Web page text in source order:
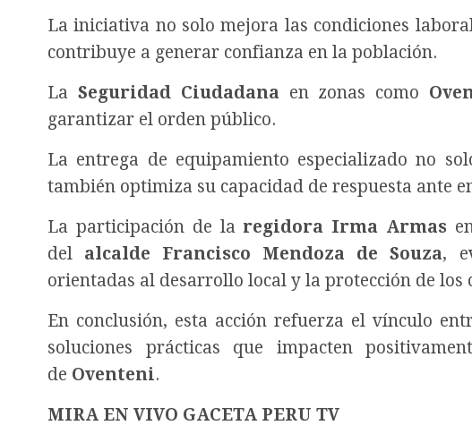
La iniciativa no solo mejora las condiciones
contribuye a generar confianza en la población.
La Seguridad Ciudadanaen zonas como
garantizar el orden público.
La entrega de equipamiento especializado no
también optimiza su capacidad de respuesta ante
La participación de la regidora Irma Armas
del alcalde Francisco Mendoza de Souza,
orientadas al desarrollo local y la protección de los
En conclusión, esta acción refuerza el vínculo
soluciones prácticas que impacten
de Oventeni.
MIRA EN VIVO GACETA PERU TV